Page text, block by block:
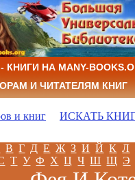
НА MANY-
И ЧИТАТЕЛЯМ КНИГ
и книг ИСКАТЬ
В Г Д Е Ж З И Й К Л
Т У Ф Х Ц Ч Ш Щ Э